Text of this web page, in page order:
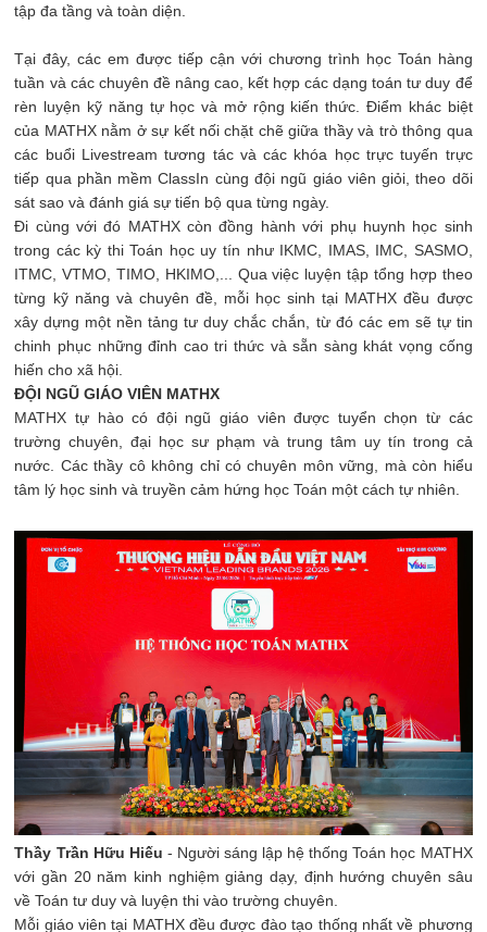
tập đa tầng và toàn diện.
Tại đây, các em được tiếp cận với chương trình học Toán hàng
tuần và các chuyên đề nâng cao, kết hợp các dạng toán tư duy để
rèn luyện kỹ năng tự học và mở rộng kiến thức. Điểm khác biệt
của MATHX nằm ở sự kết nối chặt chẽ giữa thầy và trò thông qua
các buổi Livestream tương tác và các khóa học trực tuyến trực
tiếp qua phần mềm ClassIn cùng đội ngũ giáo viên giỏi, theo dõi
sát sao và đánh giá sự tiến bộ qua từng ngày.
Đi cùng với đó MATHX còn đồng hành với phụ huynh học sinh
trong các kỳ thi Toán học uy tín như IKMC, IMAS, IMC, SASMO,
ITMC, VTMO, TIMO, HKIMO,... Qua việc luyện tập tổng hợp theo
từng kỹ năng và chuyên đề, mỗi học sinh tại MATHX đều được
xây dựng một nền tảng tư duy chắc chắn, từ đó các em sẽ tự tin
chinh phục những đỉnh cao tri thức và sẵn sàng khát vọng cống
hiến cho xã hội.
ĐỘI NGŨ GIÁO VIÊN MATHX
MATHX tự hào có đội ngũ giáo viên được tuyển chọn từ các
trường chuyên, đại học sư phạm và trung tâm uy tín trong cả
nước. Các thầy cô không chỉ có chuyên môn vững, mà còn hiểu
tâm lý học sinh và truyền cảm hứng học Toán một cách tự nhiên.
Thầy Trần Hữu Hiếu - Người sáng lập hệ thống Toán học MATHX
với gần 20 năm kinh nghiệm giảng dạy, định hướng chuyên sâu
về Toán tư duy và luyện thi vào trường chuyên.
Mỗi giáo viên tại MATHX đều được đào tạo thống nhất về phương